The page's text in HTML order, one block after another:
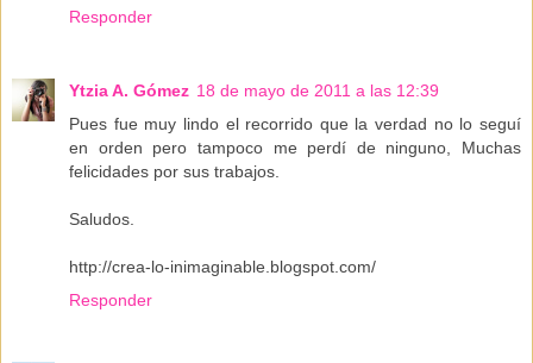
Responder
Ytzia A. Gómez 18 de mayo de 2011 a las 12:39
Pues fue muy lindo el recorrido que la verdad no lo seguí
en orden pero tampoco me perdí de ninguno, Muchas
felicidades por sus trabajos.
Saludos.
http://crea-lo-inimaginable.blogspot.com/
Responder